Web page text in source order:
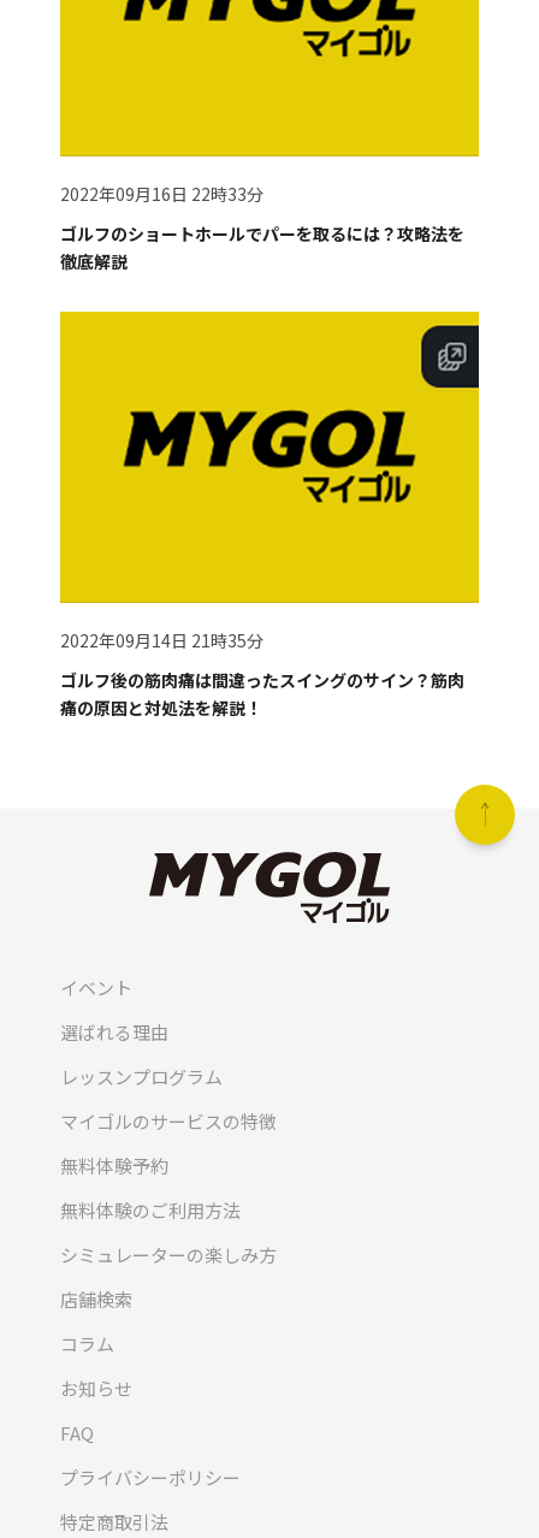
2022年09月16日 22時33分
ゴルフのショートホールでパーを取るには？攻略法を
徹底解説
2022年09月14日 21時35分
ゴルフ後の筋肉痛は間違ったスイングのサイン？筋肉
痛の原因と対処法を解説！
イベント
選ばれる理由
レッスンプログラム
マイゴルのサービスの特徴
無料体験予約
無料体験のご利用方法
シミュレーターの楽しみ方
店舗検索
コラム
お知らせ
FAQ
プライバシーポリシー
特定商取引法